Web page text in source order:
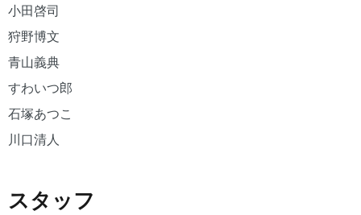
小田啓司
狩野博文
青山義典
すわいつ郎
石塚あつこ
川口清人
スタッフ